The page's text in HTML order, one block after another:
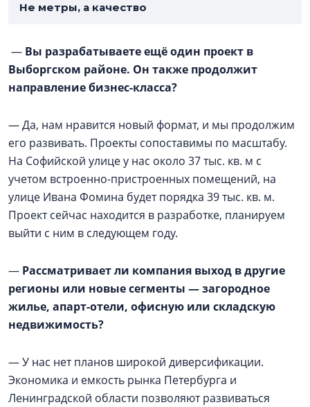
Не метры, а качество
— Вы разрабатываете ещё один проект в
Выборгском районе. Он также продолжит
направление бизнес-класса?
— Да, нам нравится новый формат, и мы продолжим
его развивать. Проекты сопоставимы по масштабу.
На Софийской улице у нас около 37 тыс. кв. м с
учетом встроенно-пристроенных помещений, на
улице Ивана Фомина будет порядка 39 тыс. кв. м.
Проект сейчас находится в разработке, планируем
выйти с ним в следующем году.
— Рассматривает ли компания выход в другие
регионы или новые сегменты — загородное
жилье, апарт-отели, офисную или складскую
недвижимость?
— У нас нет планов широкой диверсификации.
Экономика и емкость рынка Петербурга и
Ленинградской области позволяют развиваться